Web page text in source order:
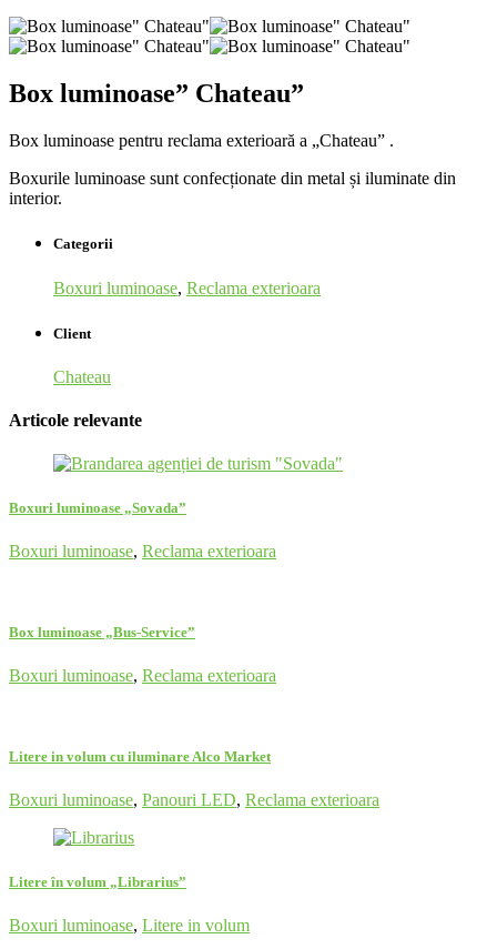
Box luminoase” Chateau”
Box luminoase pentru reclama exterioară a „Chateau” .
Boxurile luminoase sunt confecționate din metal și iluminate din
interior.
Categorii
Boxuri luminoase, Reclama exterioara
Client
Chateau
Articole relevante
Boxuri luminoase „Sovada”
Boxuri luminoase, Reclama exterioara
Box luminoase „Bus-Service”
Boxuri luminoase, Reclama exterioara
Litere in volum cu iluminare Alco Market
Boxuri luminoase, Panouri LED, Reclama exterioara
Litere în volum „Librarius”
Boxuri luminoase, Litere in volum